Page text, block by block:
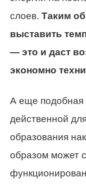
слоев. Таким
выставить
— это и даст
экономно
А еще подобная
действенной
образования
образом может